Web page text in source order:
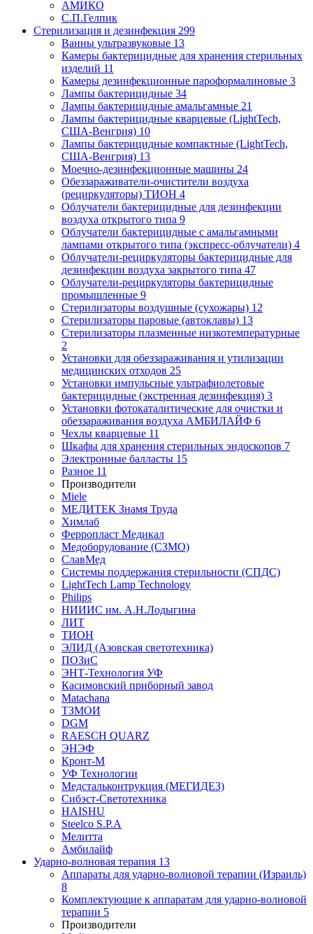
АМИКО
С.П.Гелпик
Стерилизация и дезинфекция 299
Ванны ультразвуковые 13
Камеры бактерицидные для хранения стерильных
изделий 11
Камеры дезинфекционные пароформалиновые 3
Лампы бактерицидные 34
Лампы бактерицидные амальгамные 21
Лампы бактерицидные кварцевые (LightTech,
США-Венгрия) 10
Лампы бактерицидные компактные (LightTech,
США-Венгрия) 13
Моечно-дезинфекционные машины 24
Обеззараживатели-очистители воздуха
(рециркуляторы) ТИОН 4
Облучатели бактерицидные для дезинфекции
воздуха открытого типа 9
Облучатели бактерицидные с амальгамными
лампами открытого типа (экспресс-облучатели) 4
Облучатели-рециркуляторы бактерицидные для
дезинфекции воздуха закрытого типа 47
Облучатели-рециркуляторы бактерицидные
промышленные 9
Стерилизаторы воздушные (сухожары) 12
Стерилизаторы паровые (автоклавы) 13
Стерилизаторы плазменные низкотемпературные
2
Установки для обеззараживания и утилизации
медицинских отходов 25
Установки импульсные ультрафиолетовые
бактерицидные (экстренная дезинфекция) 3
Установки фотокаталитические для очистки и
обеззараживания воздуха АМБИЛАЙФ 6
Чехлы кварцевые 11
Шкафы для хранения стерильных эндоскопов 7
Электронные балласты 15
Разное 11
Производители
Miele
МЕДИТЕК Знамя Труда
Химлаб
Ферропласт Медикал
Медоборудование (СЗМО)
СлавМед
Системы поддержания стерильности (СПДС)
LightTech Lamp Technology
Philips
НИИИС им. А.Н.Лодыгина
ЛИТ
ТИОН
ЭЛИД (Азовская светотехника)
ПОЗиС
ЭНТ-Технология УФ
Касимовский приборный завод
Matachana
ТЗМОИ
DGM
RAESCH QUARZ
ЭНЭФ
Кронт-М
УФ Технологии
Медстальконтрукция (МЕГИДЕЗ)
Сибэст-Светотехника
HAISHU
Steelco S.P.A
Мелитта
Амбилайф
Ударно-волновая терапия 13
Аппараты для ударно-волновой терапии (Израиль)
8
Комплектующие к аппаратам для ударно-волновой
терапии 5
Производители